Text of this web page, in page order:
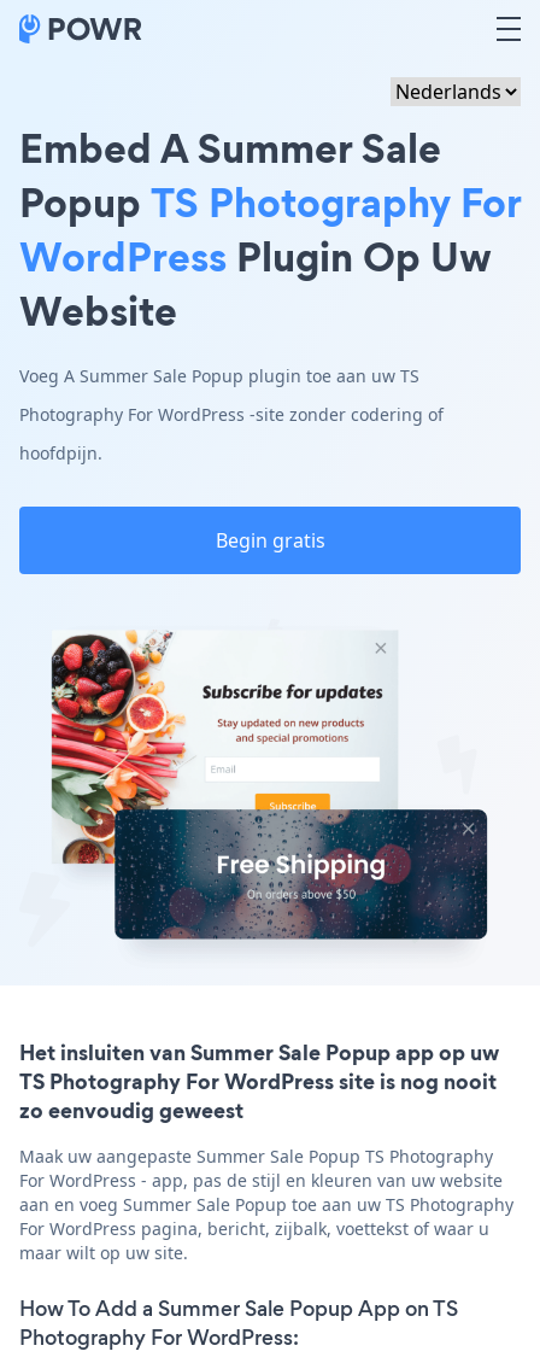
Embed A Summer Sale
PopupTS Photography For
WordPress Plugin Op Uw
Website
Voeg A Summer Sale Popup plugin toe aan uw TS
Photography For WordPress -site zonder codering of
hoofdpijn.
Begin gratis
Het insluiten van Summer Sale Popup app op uw
TS Photography For WordPress site is nog nooit
zo eenvoudig geweest
Maak uw aangepaste Summer Sale Popup TS Photography
For WordPress - app, pas de stijl en kleuren van uw website
aan en voeg Summer Sale Popup toe aan uw TS Photography
For WordPress pagina, bericht, zijbalk, voettekst of waar u
maar wilt op uw site.
How To Add a Summer Sale Popup App on TS
Photography For WordPress: